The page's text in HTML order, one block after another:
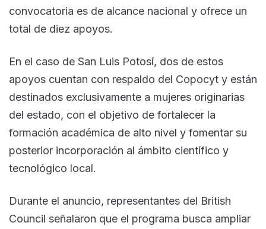
convocatoria es de alcance nacional y ofrece un
total de diez apoyos.
En el caso de San Luis Potosí, dos de estos
apoyos cuentan con respaldo del Copocyt y están
destinados exclusivamente a mujeres originarias
del estado, con el objetivo de fortalecer la
formación académica de alto nivel y fomentar su
posterior incorporación al ámbito científico y
tecnológico local.
Durante el anuncio, representantes del British
Council señalaron que el programa busca ampliar